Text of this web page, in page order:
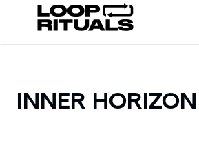
INNER HORIZON